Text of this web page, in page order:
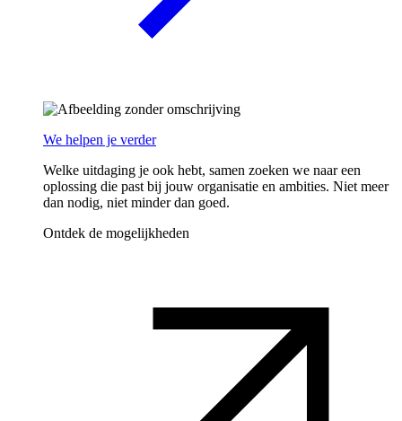
We helpen je verder
Welke uitdaging je ook hebt, samen zoeken we naar een
oplossing die past bij jouw organisatie en ambities. Niet meer
dan nodig, niet minder dan goed.
Ontdek de mogelijkheden